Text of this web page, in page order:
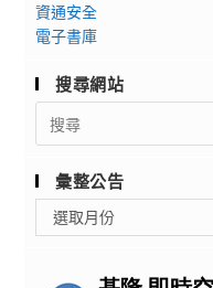
資通安全
電子書庫
搜尋網站
Search
for:
彙整公告
整
選取月份